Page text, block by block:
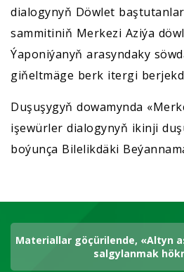
dialogynyň Döwlet
sammitiniň Merkezi Aziýa
Ýaponiýanyň arasyndaky
giňeltmäge berk itergi
Duşuşygyň dowamynda
işewürler dialogynyň ikinji
boýunça Bilelikdäki
Materiallar göçürilende, «Altyn
salgylanmak